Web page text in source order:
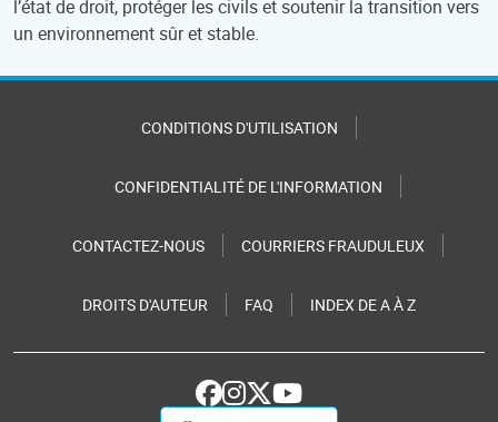
l’état de droit, protéger les civils et soutenir la transition vers
un environnement sûr et stable.
CONDITIONS D'UTILISATION
CONFIDENTIALITÉ DE L'INFORMATION
CONTACTEZ-NOUS COURRIERS FRAUDULEUX
DROITS D'AUTEUR FAQ INDEX DE A À Z